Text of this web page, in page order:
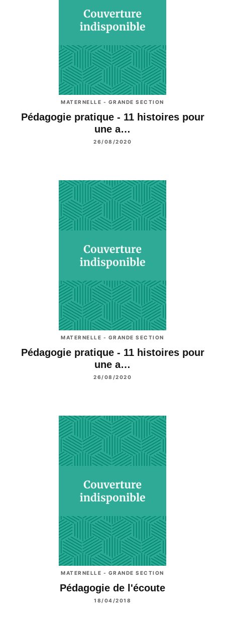
MATERNELLE - GRANDE SECTION
Pédagogie pratique - 11 histoires pour
une a…
26/08/2020
MATERNELLE - GRANDE SECTION
Pédagogie pratique - 11 histoires pour
une a…
26/08/2020
MATERNELLE - GRANDE SECTION
Pédagogie de l'écoute
18/04/2018